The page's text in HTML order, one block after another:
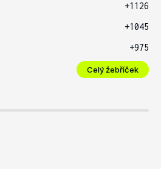
+1126
+1045
+975
Celý žebříček